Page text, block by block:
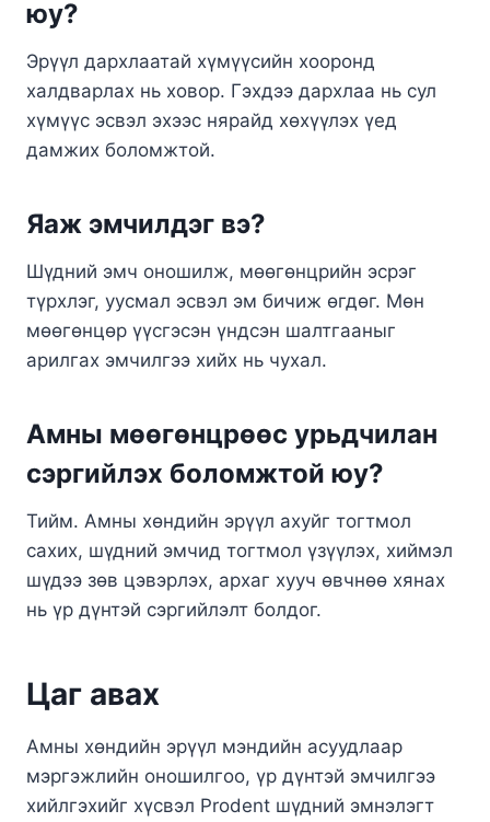
юу?
Эрүүл дархлаатай хүмүүсийн хооронд
халдварлах нь ховор. Гэхдээ дархлаа нь сул
хүмүүс эсвэл эхээс нярайд хөхүүлэх үед
дамжих боломжтой.
Яаж эмчилдэг вэ?
Шүдний эмч оношилж, мөөгөнцрийн эсрэг
түрхлэг, уусмал эсвэл эм бичиж өгдөг. Мөн
мөөгөнцөр үүсгэсэн үндсэн шалтгааныг
арилгах эмчилгээ хийх нь чухал.
Амны мөөгөнцрөөс урьдчилан
сэргийлэх боломжтой юу?
Тийм. Амны хөндийн эрүүл ахуйг тогтмол
сахих, шүдний эмчид тогтмол үзүүлэх, хиймэл
шүдээ зөв цэвэрлэх, архаг хууч өвчнөө хянах
нь үр дүнтэй сэргийлэлт болдог.
Цаг авах
Амны хөндийн эрүүл мэндийн асуудлаар
мэргэжлийн оношилгоо, үр дүнтэй эмчилгээ
хийлгэхийг хүсвэл Prodent шүдний эмнэлэгт